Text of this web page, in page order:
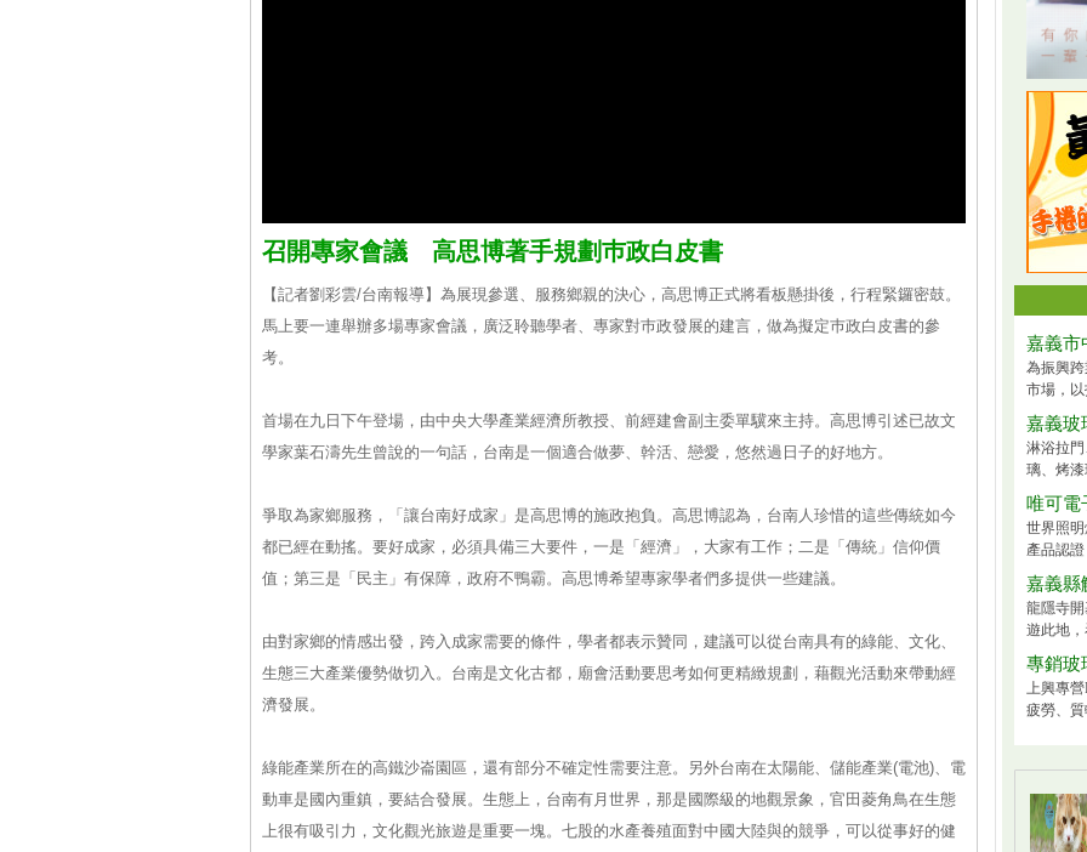
召開專家會議 高思博著手規劃巿政白皮書
【記者劉彩雲/台南報導】為展現參選、服務鄉親的決心，高思博正式將看板懸掛後，行程緊鑼密鼓。
馬上要一連舉辦多場專家會議，廣泛聆聽學者、專家對巿政發展的建言，做為擬定巿政白皮書的參
考。
首場在九日下午登場，由中央大學產業經濟所教授、前經建會副主委單驥來主持。高思博引述已故文
學家葉石濤先生曾說的一句話，台南是一個適合做夢、幹活、戀愛，悠然過日子的好地方。
爭取為家鄉服務，「讓台南好成家」是高思博的施政抱負。高思博認為，台南人珍惜的這些傳統如今
都已經在動搖。要好成家，必須具備三大要件，一是「經濟」，大家有工作；二是「傳統」信仰價
值；第三是「民主」有保障，政府不鴨霸。高思博希望專家學者們多提供一些建議。
由對家鄉的情感出發，跨入成家需要的條件，學者都表示贊同，建議可以從台南具有的綠能、文化、
生態三大產業優勢做切入。台南是文化古都，廟會活動要思考如何更精緻規劃，藉觀光活動來帶動經
濟發展。
綠能產業所在的高鐵沙崙園區，還有部分不確定性需要注意。另外台南在太陽能、儲能產業(電池)、電
動車是國內重鎮，要結合發展。生態上，台南有月世界，那是國際級的地觀景象，官田菱角鳥在生態
上很有吸引力，文化觀光旅遊是重要一塊。七股的水產養殖面對中國大陸與的競爭，可以從事好的健
嘉義市
為振興
市場，
嘉義玻
淋浴拉
璃、烤
唯可電
世界照
產品認
嘉義縣
龍隱寺
遊此地
專銷玻
上興專
疲勞、